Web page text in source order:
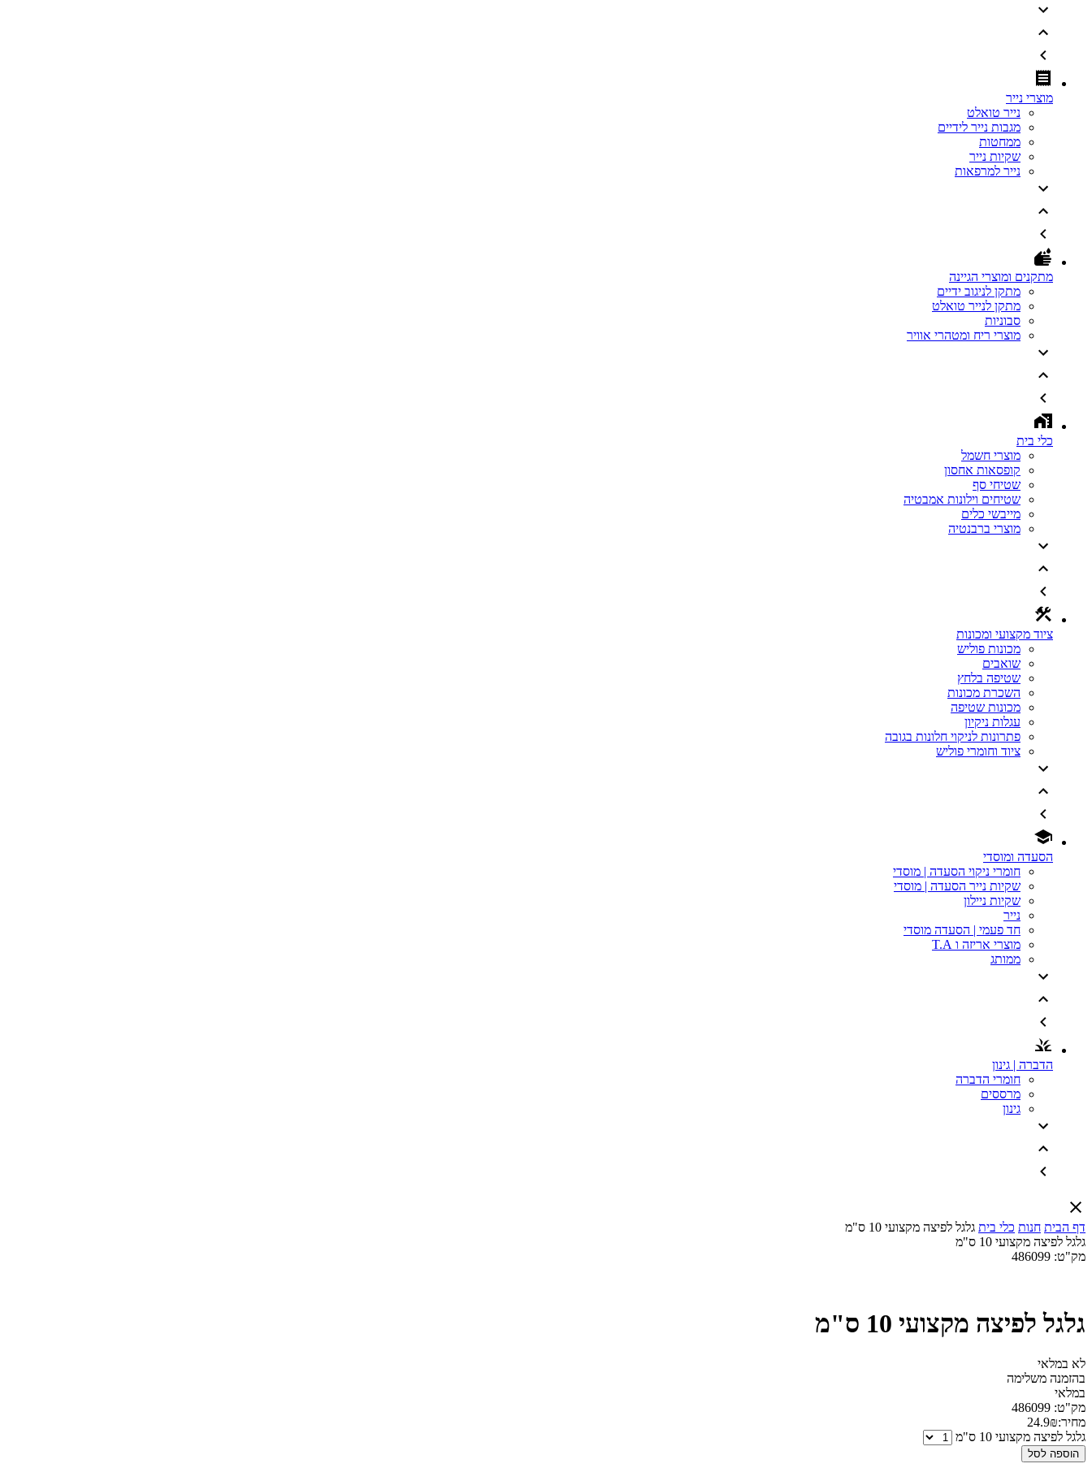
מוצרי נייר
נייר טואלט
מגבות נייר לידיים
ממחטות
שקיות נייר
נייר למרפאות
מתקנים ומוצרי הגיינה
מתקן לניגוב ידיים
מתקן לנייר טואלט
סבוניות
מוצרי ריח ומטהרי אוויר
כלי בית
מוצרי חשמל
קופסאות אחסון
שטיחי סף
שטיחים וילונות אמבטיה
מייבשי כלים
מוצרי ברבנטיה
ציוד מקצועי ומכונות
מכונות פוליש
שואבים
שטיפה בלחץ
השכרת מכונות
מכונות שטיפה
עגלות ניקיון
פתרונות לניקוי חלונות בגובה
ציוד וחומרי פוליש
הסעדה ומוסדי
חומרי ניקוי הסעדה | מוסדי
שקיות נייר הסעדה | מוסדי
שקיות ניילון
נייר
חד פעמי | הסעדה מוסדי
מוצרי אריזה ו T.A
ממותג
הדברה | גינון
חומרי הדברה
מרססים
גינון
דף הבית חנות כלי בית גלגל לפיצה מקצועי 10 ס"מ
גלגל לפיצה מקצועי 10 ס"מ
מק"ט: 486099
גלגל לפיצה מקצועי 10 ס"מ
לא במלאי
בהזמנה משלימה
במלאי
מק"ט: 486099
מחיר:
24.9₪
גלגל לפיצה מקצועי 10 ס"מ
הוספה לסל